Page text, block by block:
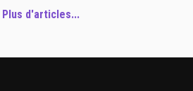
Plus d'articles...